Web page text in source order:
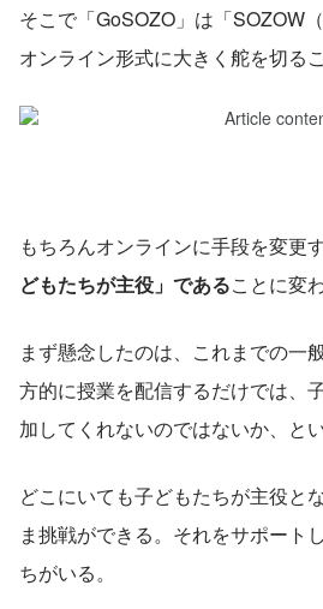
そこで「GoSOZO」は「SOZOW
オンライン形式に大きく舵を切る
もちろんオンラインに手段を変更
どもたちが主役」であることに変
まず懸念したのは、これまでの一
方的に授業を配信するだけでは、
加してくれないのではないか、と
どこにいても子どもたちが主役と
ま挑戦ができる。それをサポート
ちがいる。